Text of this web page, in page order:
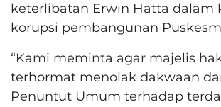
keterlibatan Erwin Hatta dalam
korupsi pembangunan
“Kami meminta agar majelis
terhormat menolak dakwaan
Penuntut Umum terhadap